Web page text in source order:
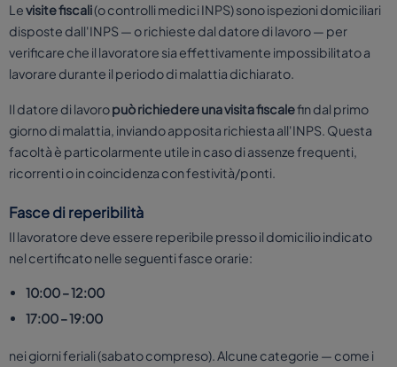
Levisite fiscali(o controlli medici INPS) sono ispezioni domiciliari
disposte dall'INPS — o richieste dal datore di lavoro — per
verificare che il lavoratore sia effettivamente impossibilitato a
lavorare durante il periodo di malattia dichiarato.
Il datore di lavoropuò richiedere una visita fiscalefin dal primo
giorno di malattia, inviando apposita richiesta all'INPS. Questa
facoltà è particolarmente utile in caso di assenze frequenti,
ricorrenti o in coincidenza con festività/ponti.
Fasce di reperibilità
Il lavoratore deve essere reperibile presso il domicilio indicato
nel certificato nelle seguenti fasce orarie:
10:00 – 12:00
17:00 – 19:00
nei giorni feriali (sabato compreso). Alcune categorie — come i